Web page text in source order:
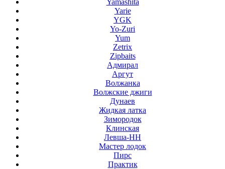
Yamashita
Yarie
YGK
Yo-Zuri
Yum
Zetrix
Zipbaits
Адмирал
Аргут
Волжанка
Волжские джиги
Дунаев
Жидкая латка
Зимородок
Клинская
Левша-НН
Мастер лодок
Пирс
Практик